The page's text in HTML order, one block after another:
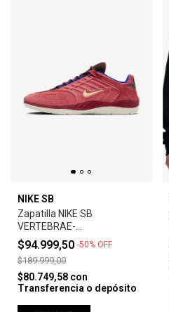
NIKE SB
Zapatilla NIKE SB
VERTEBRAE-
ADOBE/EARTH/NOBLE
RED/MELON TINT
$94.999,50 -50% OFF
$189.999,00
$80.749,58 con
Transferencia o depósito